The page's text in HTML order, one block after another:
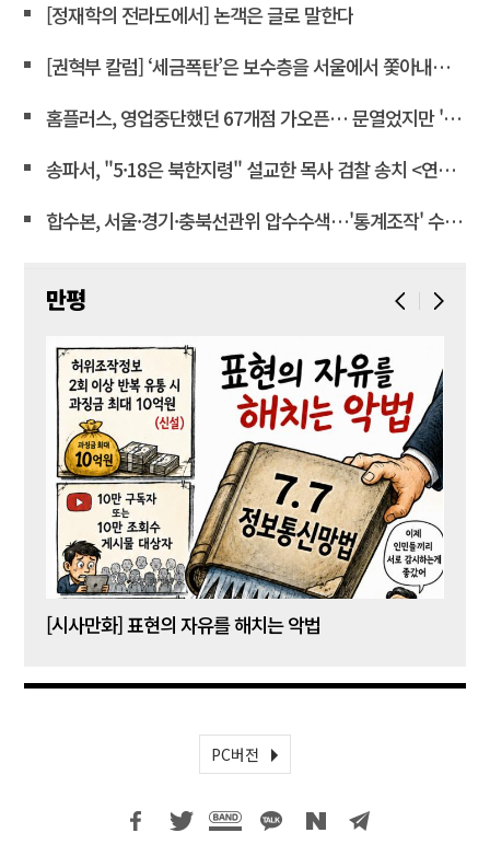
[정재학의 전라도에서] 논객은 글로 말한다
[권혁부 칼럼] ‘세금폭탄’은 보수층을 서울에서 쫓아내려는 계획
홈플러스, 영업중단했던 67개점 가오픈… 문열었지만 '텅빈 매대'
송파서, "5·18은 북한지령" 설교한 목사 검찰 송치 <연합뉴스>
합수본, 서울·경기·충북선관위 압수수색…'통계조작' 수사확대
만평
[시사만화] 표현의 자유를 해치는 악법
PC버전